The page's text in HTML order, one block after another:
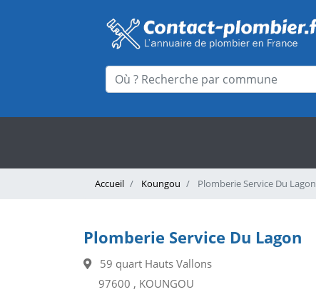
Accueil Koungou Plomberie Service Du Lagon
Plomberie Service Du Lagon
59 quart Hauts Vallons
97600 , KOUNGOU